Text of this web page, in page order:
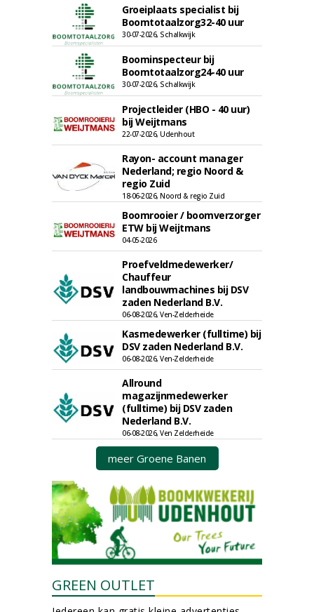
Groeiplaats specialist bij
Boomtotaalzorg32-40 uur
30-07-2026, Schalkwijk
Boominspecteur bij
Boomtotaalzorg24-40 uur
30-07-2026, Schalkwijk
Projectleider (HBO - 40 uur)
bij Weijtmans
22-07-2026, Udenhout
Rayon- account manager
Nederland; regio Noord &
regio Zuid
18-06-2026, Noord & regio Zuid
Boomrooier / boomverzorger
ETW bij Weijtmans
04-05-2026
Proefveldmedewerker/
Chauffeur
landbouwmachines bij DSV
zaden Nederland B.V.
06-08-2026, Ven-Zelderheide
Kasmedewerker (fulltime) bij
DSV zaden Nederland B.V.
06-08-2026, Ven-Zelderheide
Allround
magazijnmedewerker
(fulltime) bij DSV zaden
Nederland B.V.
06-08-2026, Ven Zelderheide
meer Groene Banen
GREEN OUTLET